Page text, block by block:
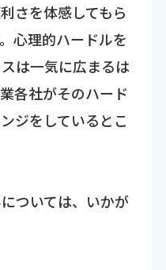
さを体感してもら
心理的ハードルを
は一気に広まるは
各社がそのハード
ジをしているとこ
については、いかが